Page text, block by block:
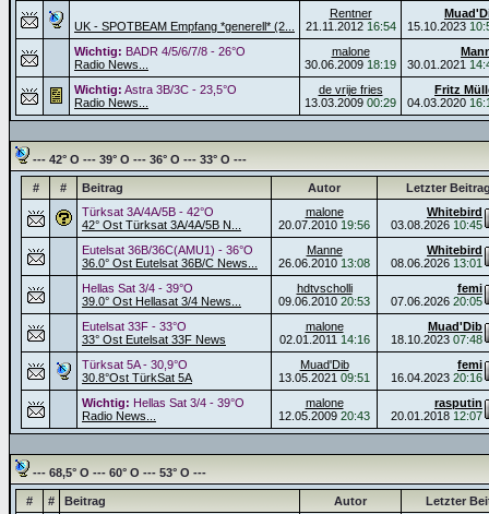
UK - SPOTBEAM Empfang *generell* (2...
Rentner
21.11.2012 16:54
15.10.2023
Wichtig: BADR 4/5/6/7/8 - 26°O
Radio News...
malone
30.06.2009 18:19
30.01.2021
Wichtig: Astra 3B/3C - 23,5°O
Radio News...
de vrije fries
13.03.2009 00:29
Fritz
04.03.2020
--- 42° O --- 39° O --- 36° O --- 33° O ---
# # Beitrag Autor
Letzter
Türksat 3A/4A/5B - 42°O
42° Ost Türksat 3A/4A/5B N...
malone
20.07.2010 19:56
Whitebird
03.08.2026 10:45
Eutelsat 36B/36C(AMU1) - 36°O
36.0° Ost Eutelsat 36B/C News...
Manne
26.06.2010 13:08
Whitebird
08.06.2026 13:01
Hellas Sat 3/4 - 39°O
39.0° Ost Hellasat 3/4 News...
hdtvscholli
09.06.2010 20:53
femi
07.06.2026 20:05
Eutelsat 33F - 33°O
33° Ost Eutelsat 33F News
malone
02.01.2011 14:16
Muad'Dib
18.10.2023 07:48
Türksat 5A - 30,9°O
30.8°Ost TürkSat 5A
Muad'Dib
13.05.2021 09:51
femi
16.04.2023 20:16
Wichtig: Hellas Sat 3/4 - 39°O
Radio News...
malone
12.05.2009 20:43
rasputin
20.01.2018 12:07
--- 68,5° O --- 60° O --- 53° O ---
# # Beitrag Autor
Letzter